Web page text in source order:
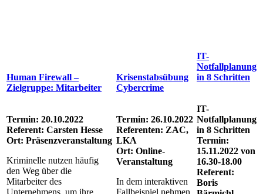
Human Firewall –
Zielgruppe: Mitarbeiter
Termin: 20.10.2022
Referent: Carsten Hesse
Ort: Präsenzveranstaltung
Kriminelle nutzen häufig
den Weg über die
Mitarbeiter des
Krisenstabsübung
Cybercrime
Termin: 26.10.2022
Referenten: ZAC,
LKA
Ort: Online-
Veranstaltung
In dem interaktiven
IT-
Notfallplanung
in 8 Schritten
IT-
Notfallplanung
in 8 Schritten
Termin:
15.11.2022 von
16.30-18.00
Referent:
Boris